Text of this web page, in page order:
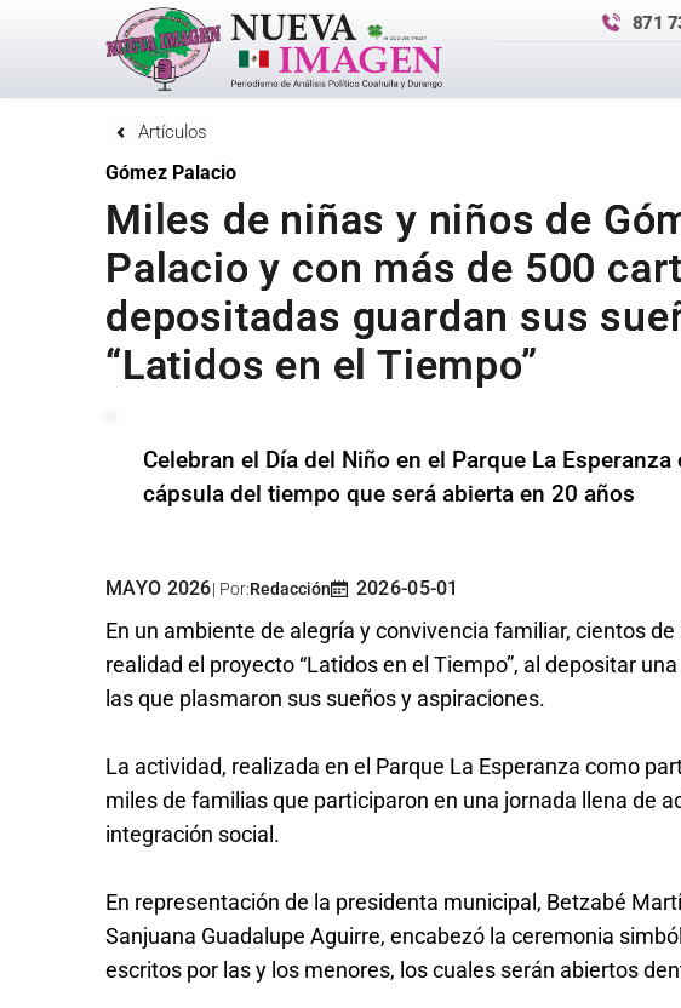
871
Artículos
Gómez Palacio
Miles de niñas y niños de
Palacio y con más de 500
depositadas guardan sus
“Latidos en el Tiempo”
Celebran el Día del Niño en el Parque La Esperanza
cápsula del tiempo que será abierta en 20 años
MAYO 2026| Por:Redacción 2026-05-01
En un ambiente de alegría y convivencia familiar, cientos
realidad el proyecto “Latidos en el Tiempo”, al depositar
las que plasmaron sus sueños y aspiraciones.
La actividad, realizada en el Parque La Esperanza como
miles de familias que participaron en una jornada llena de
integración social.
En representación de la presidenta municipal, Betzabé
Sanjuana Guadalupe Aguirre, encabezó la ceremonia
escritos por las y los menores, los cuales serán abiertos